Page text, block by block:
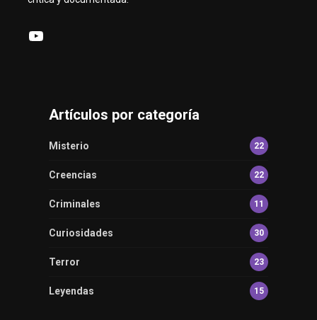
YouTube
Artículos por categoría
Misterio 22
Creencias 22
Criminales 11
Curiosidades 30
Terror 23
Leyendas 15